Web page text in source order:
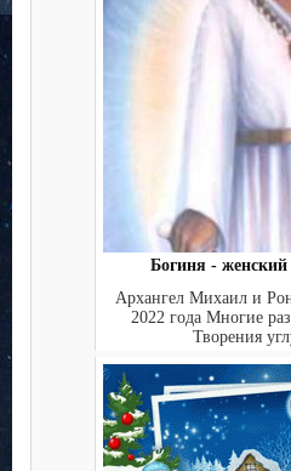
Богиня -
Архангел Михаил и
2022 года Многие
Творения